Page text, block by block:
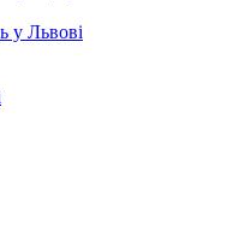
у Львові